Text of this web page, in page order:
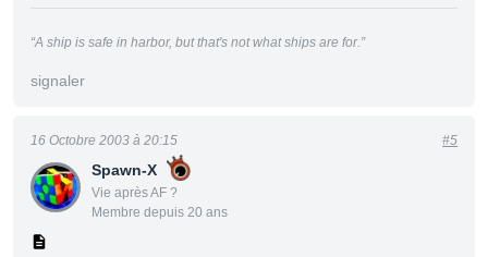
“A ship is safe in harbor, but that's not what ships are for.”
signaler
Spawn-X
Vie après AF ?
Membre depuis 20 ans
16 Octobre 2003 à 20:15 #5